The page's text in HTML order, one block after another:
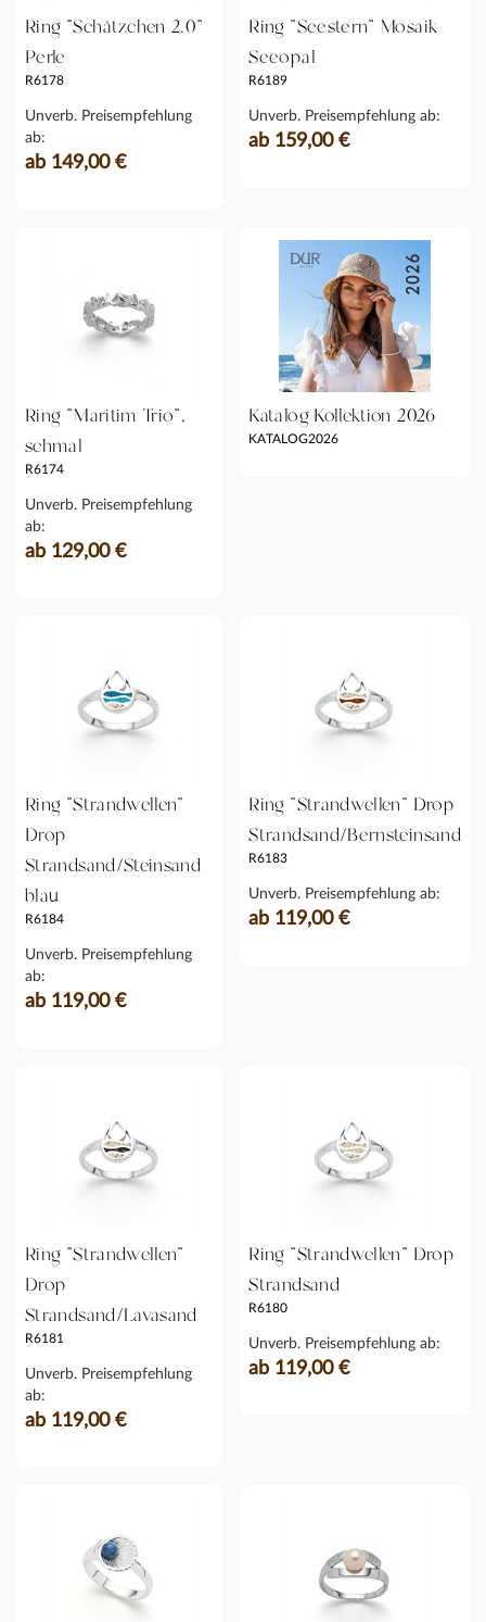
Ring "Schätzchen 2.0"
Perle
R6178
Unverb. Preisempfehlung
ab:
ab 149,00 €
Ring "Seestern" Mosaik
Seeopal
R6189
Unverb. Preisempfehlung ab:
ab 159,00 €
Ring "Maritim Trio",
schmal
R6174
Unverb. Preisempfehlung
ab:
ab 129,00 €
Katalog Kollektion 2026
KATALOG2026
Ring "Strandwellen"
Drop
Strandsand/Steinsand
blau
R6184
Unverb. Preisempfehlung
ab:
ab 119,00 €
Ring "Strandwellen" Drop
Strandsand/Bernsteinsand
R6183
Unverb. Preisempfehlung ab:
ab 119,00 €
Ring "Strandwellen"
Drop
Strandsand/Lavasand
R6181
Unverb. Preisempfehlung
ab:
ab 119,00 €
Ring "Strandwellen" Drop
Strandsand
R6180
Unverb. Preisempfehlung ab:
ab 119,00 €